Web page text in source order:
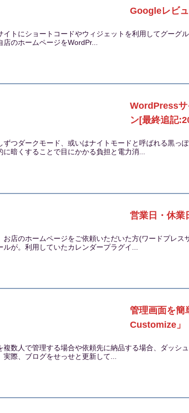
Googleレビ
イトにショートコードやウィジェットを利用してグーグ
店のホームページをWordPr...
WordPressサ
ン[最終追記
ずつダークモード、或いはナイトモードと呼ばれる黒っ
に暗くすることで目にかかる負担と電力消...
営業日・休業
お店のホームページをご依頼いただいた方(ワードプレ
ルが。利用していたカレンダープラグイ...
管理画面を簡
Customize」
複数人で管理する場合や依頼先に納品する場合、ダッシ
実際、ブログをせっせと更新して...